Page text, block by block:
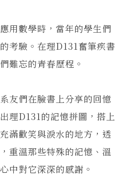
數學時，當年的學生們
考驗。在理D131奮筆疾書
難忘的青春歷程。
們在臉書上分享的回憶
理D131的記憶拼圖，搭上
滿歡笑與淚水的地方，透
重溫那些特殊的記憶、溫
中對它深深的感謝。